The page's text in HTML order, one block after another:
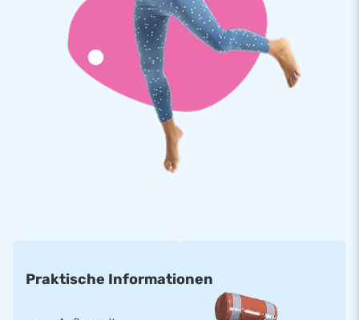
pop in de tuin zetten wanneer iemand 50 jaar wordt, is er
eentje die al jaren wordt opgepakt door familie, vrienden,
buren of kennissen. Zoek jij een Sarah 50 jaar pop, dan kun je
kiezen uit thema’s als Sarah Bourgondiër, Superman, Baby en
veel leuke combinaties met een opblaasbare Abraham pop.
De keuze uit 50 jaar poppen bij JB Inflatables is reuze!
Praktische Informationen